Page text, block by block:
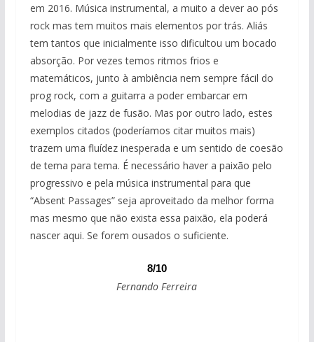
em 2016. Música instrumental, a muito a dever ao pós
rock mas tem muitos mais elementos por trás. Aliás
tem tantos que inicialmente isso dificultou um bocado
absorção. Por vezes temos ritmos frios e
matemáticos, junto à ambiência nem sempre fácil do
prog rock, com a guitarra a poder embarcar em
melodias de jazz de fusão. Mas por outro lado, estes
exemplos citados (poderíamos citar muitos mais)
trazem uma fluídez inesperada e um sentido de coesão
de tema para tema. É necessário haver a paixão pelo
progressivo e pela música instrumental para que
“Absent Passages” seja aproveitado da melhor forma
mas mesmo que não exista essa paixão, ela poderá
nascer aqui. Se forem ousados o suficiente.
8/10
Fernando Ferreira